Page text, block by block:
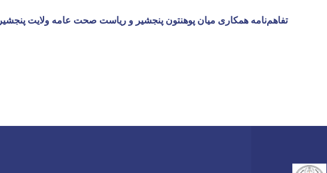
تفاهم‌نامه همکاری میان پوهنتون پنجشیر و ریاست صحت عامه ولایت پنجشیر